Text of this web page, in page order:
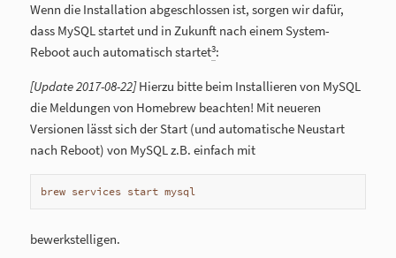
Wenn die Installation abgeschlossen ist, sorgen wir dafür,
dass MySQL startet und in Zukunft nach einem System-
Reboot auch automatisch startet3:
[Update 2017-08-22]Hierzu bitte beim Installieren von MySQL
die Meldungen von Homebrew beachten! Mit neueren
Versionen lässt sich der Start (und automatische Neustart
nach Reboot) von MySQL z.B. einfach mit
brew services start mysql
bewerkstelligen.